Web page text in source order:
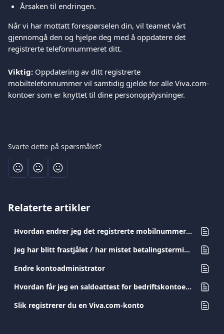
Årsaken til endringen.
Når vi har mottatt forespørselen din, vil teamet vårt
gjennomgå den og hjelpe deg med å oppdatere det
registrerte telefonnummeret ditt.
Viktig: Oppdatering av ditt registrerte
mobiltelefonnummer vil samtidig gjelde for alle Viva.com-
kontoer som er knyttet til dine personopplysninger.
Svarte dette på spørsmålet?
Relaterte artikler
Hvordan endrer jeg det registrerte mobilnummeret mitt?
Jeg har blitt frastjålet / har mistet betalingsterminalen min. Hva skal jeg gjøre?
Endre kontoadministrator
Hvordan får jeg en saldoattest for bedriftskontoen min?
Slik registrerer du en Viva.com-konto